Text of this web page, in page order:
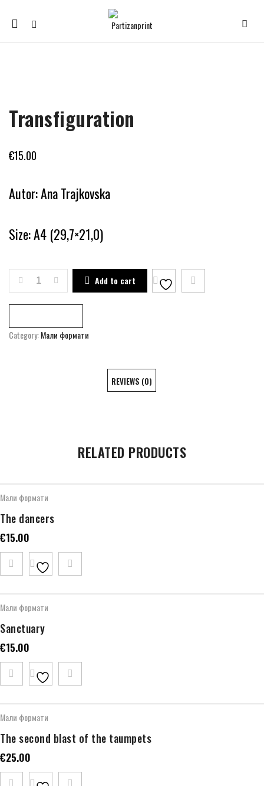
Mobile
navigation
Transfiguration
€15.00
Autor: Ana Trajkovska
Size: A4 (29,7×21,0)
TRANSFIGURATION QUANTITY
Add to cart
Category:Мали формати
REVIEWS (0)
RELATED PRODUCTS
Мали формати
The dancers
€15.00
Мали формати
Sanctuary
€15.00
Мали формати
The second blast of the taumpets
€25.00